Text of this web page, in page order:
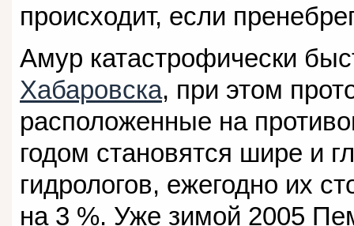
происходит, если
Амур катастрофически
Хабаровска, при этом
расположенные на
годом становятся шире и
гидрологов, ежегодно их
на 3 %. Уже зимой 2005